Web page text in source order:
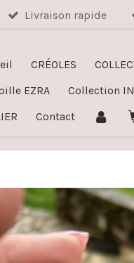
Livraison rapide
CRÉOLES
EZRA
Collection
Contact